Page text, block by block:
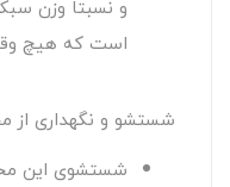
و نسبتا وزن
است که هیچ
شستشو و نگهداری از
شستشوی این